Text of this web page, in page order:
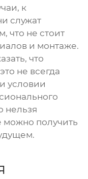
к
служат
что не стоит
и монтаже.
что
не всегда
условии
нельзя
можно получить